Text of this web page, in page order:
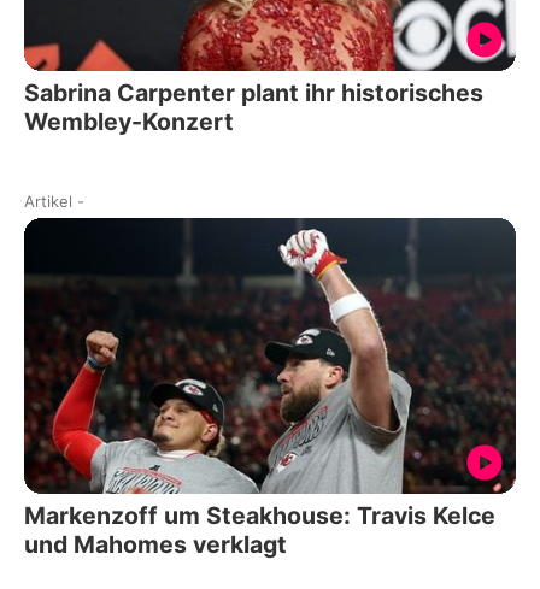
Sabrina Carpenter plant ihr historisches
Wembley-Konzert
Artikel -
Markenzoff um Steakhouse: Travis Kelce
und Mahomes verklagt